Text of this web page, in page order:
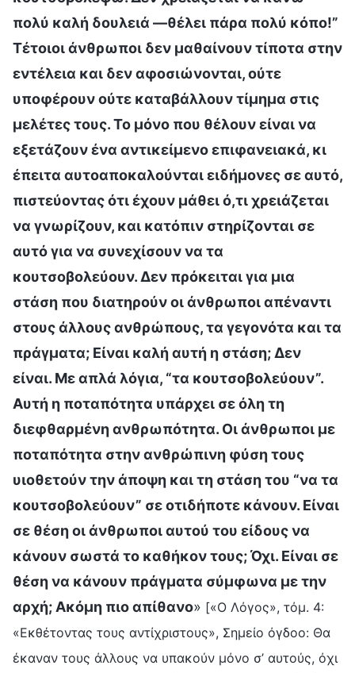
πολύ καλή δουλειά —θέλει πάρα πολύ κόπο!”
Τέτοιοι άνθρωποι δεν μαθαίνουν τίποτα στην
εντέλεια και δεν αφοσιώνονται, ούτε
υποφέρουν ούτε καταβάλλουν τίμημα στις
μελέτες τους. Το μόνο που θέλουν είναι να
εξετάζουν ένα αντικείμενο επιφανειακά, κι
έπειτα αυτοαποκαλούνται ειδήμονες σε αυτό,
πιστεύοντας ότι έχουν μάθει ό,τι χρειάζεται
να γνωρίζουν, και κατόπιν στηρίζονται σε
αυτό για να συνεχίσουν να τα
κουτσοβολεύουν. Δεν πρόκειται για μια
στάση που διατηρούν οι άνθρωποι απέναντι
στους άλλους ανθρώπους, τα γεγονότα και τα
πράγματα; Είναι καλή αυτή η στάση; Δεν
είναι. Με απλά λόγια, “τα κουτσοβολεύουν”.
Αυτή η ποταπότητα υπάρχει σε όλη τη
διεφθαρμένη ανθρωπότητα. Οι άνθρωποι με
ποταπότητα στην ανθρώπινη φύση τους
υιοθετούν την άποψη και τη στάση του “να τα
κουτσοβολεύουν” σε οτιδήποτε κάνουν. Είναι
σε θέση οι άνθρωποι αυτού του είδους να
κάνουν σωστά το καθήκον τους; Όχι. Είναι σε
θέση να κάνουν πράγματα σύμφωνα με την
αρχή; Ακόμη πιο απίθανο» [«Ο Λόγος», τόμ. 4:
«Εκθέτοντας τους αντίχριστους», Σημείο όγδοο: Θα
έκαναν τους άλλους να υπακούν μόνο σ’ αυτούς, όχι